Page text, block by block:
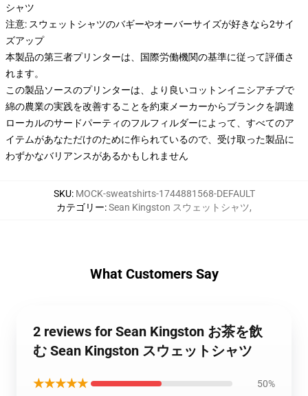
シャツ
注意: スウェットシャツのバギーやオーバーサイズが好きなら2サイ
ズアップ
本製品の第三者プリンターは、国際労働機関の基準に従って評価さ
れます。
この製品ソースのプリンターは、より良いコットンイニシアチブで
綿の農業の実践を改善することを約束メーカーからブランクを調達
ローカルのサードパーティのフルフィルダーによって、すべてのア
イテムがあなただけのために作られているので、受け取った製品に
わずかなバリアンスがあるかもしれません
SKU: MOCK-sweatshirts-1744881568-DEFAULT
カテゴリー:Sean Kingston スウェットシャツ,
What Customers Say
2 reviews for Sean Kingston お茶を飲
む Sean Kingston スウェットシャツ
★★★★★ 50%